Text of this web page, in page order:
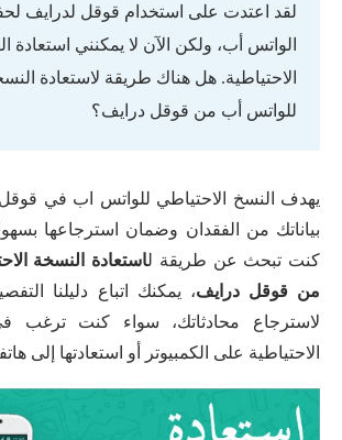
لقد اعتدت على استخدام قوقل لدرايف
الواتس أب، ولكن الآن لا يمكنني استعادة
الاحتياطية. هل هناك طريقة لاستعادة
للواتس أب من قوقل درايف؟
يهدف النسخ الاحتياطي للواتس اب في
بياناتك من الفقدان وضمان استرجاعها
كنت تبحث عن طريقة لاستعادة النسخة
من قوقل درايف، يمكنك اتباع دليلنا
لاسترجاع محادثاتك، سواء كنت ترغب
الاحتياطية على الكمبيوتر أو استعادتها إلى